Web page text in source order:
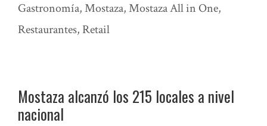
Gastronomía,Mostaza,Mostaza All in One,
Restaurantes, Retail
Mostaza alcanzó los 215 locales a nivel
nacional